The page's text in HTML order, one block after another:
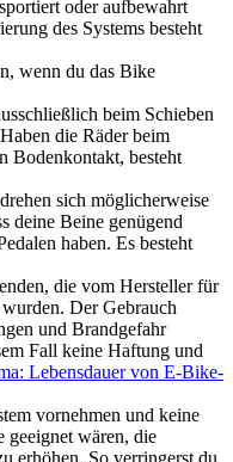
oder aufbewahrt
des Systems besteht
wenn du das Bike
beim Schieben
die Räder beim
Bodenkontakt, besteht
sich möglicherweise
deine Beine genügend
haben. Es besteht
die vom Hersteller für
Der Gebrauch
und Brandgefahr
Fall keine Haftung und
Lebensdauer von E-Bike-
vornehmen und keine
geeignet wären, die